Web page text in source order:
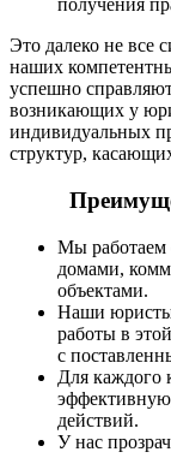
получения
Это далеко не все
наших
успешно
возникающих у
индивидуальных
структур,
Мы работаем
домами,
объектами.
Наши
работы в
с
Для каждого
действий.
У нас